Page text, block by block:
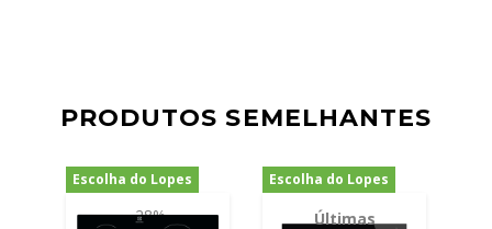
PRODUTOS SEMELHANTES
Escolha do Lopes
-28%
Escolha do Lopes
Últimas
-51%